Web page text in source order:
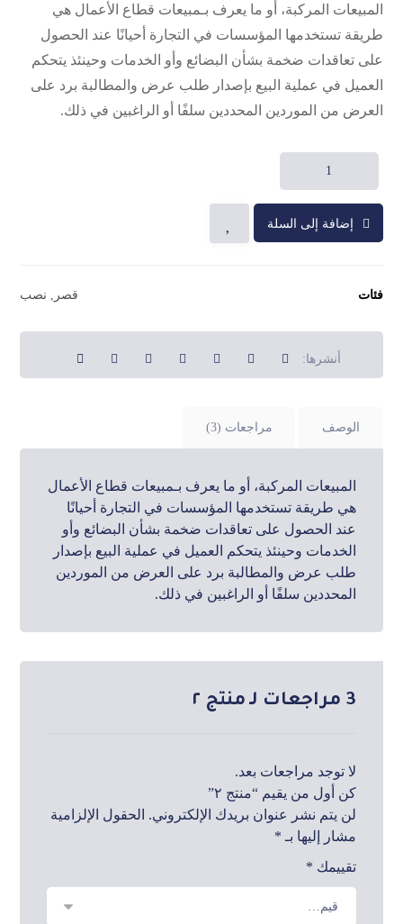
المبيعات المركبة، أو ما يعرف بـمبيعات قطاع الأعمال هي
طريقة تستخدمها المؤسسات في التجارة أحيانًا عند الحصول
على تعاقدات ضخمة بشأن البضائع وأو الخدمات وحينئذ يتحكم
العميل في عملية البيع بإصدار طلب عرض والمطالبة برد على
العرض من الموردين المحددين سلفًا أو الراغبين في ذلك.
إضافة إلى السلة
فئات قصر نصب
الوصف مراجعات (3)
المبيعات المركبة، أو ما يعرف بـمبيعات قطاع الأعمال
هي طريقة تستخدمها المؤسسات في التجارة أحيانًا
عند الحصول على تعاقدات ضخمة بشأن البضائع وأو
الخدمات وحينئذ يتحكم العميل في عملية البيع بإصدار
طلب عرض والمطالبة برد على العرض من الموردين
المحددين سلفًا أو الراغبين في ذلك.
3 مراجعات لـ منتج ٢
لا توجد مراجعات بعد.
كن أول من يقيم “منتج ٢”
لن يتم نشر عنوان بريدك الإلكتروني. الحقول الإلزامية
مشار إليها بـ *
تقييمك *